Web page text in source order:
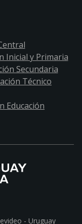
Inicial y Primaria
Secundaria
Técnico
Educación
- Uruguay